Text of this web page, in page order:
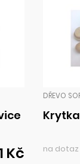
Kč
DŘEVO
na dotaz